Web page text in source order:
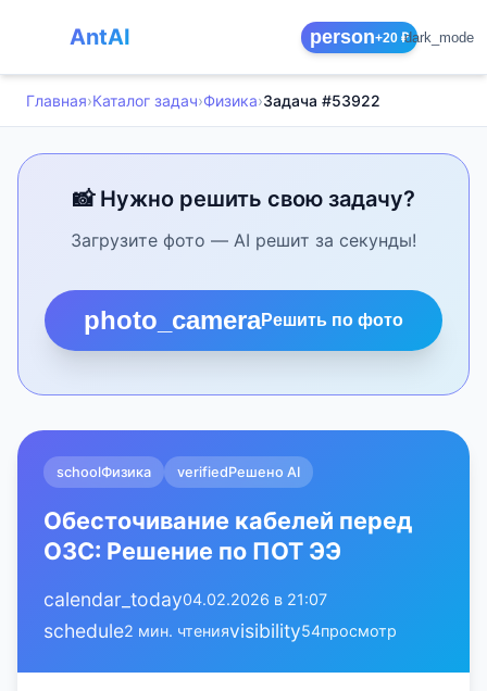
AntAI person+20 ₽dark_mode
Главная›Каталог задач›Физика›Задача #53922
📸 Нужно решить свою задачу?
Загрузите фото — AI решит за секунды!
photo_cameraРешить по фото
schoolФизика verifiedРешено AI
Обесточивание кабелей перед
ОЗС: Решение по ПОТ ЭЭ
calendar_today04.02.2026 в 21:07
schedule2 мин. чтенияvisibility54просмотр